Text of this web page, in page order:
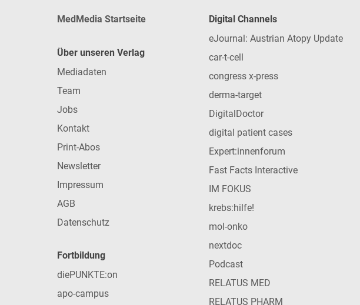
MedMedia Startseite
Über unseren Verlag
Mediadaten
Team
Jobs
Kontakt
Print-Abos
Newsletter
Impressum
AGB
Datenschutz
Fortbildung
diePUNKTE:on
apo-campus
Digital Channels
eJournal: Austrian Atopy Update
car-t-cell
congress x-press
derma-target
DigitalDoctor
digital patient cases
Expert:innenforum
Fast Facts Interactive
IM FOKUS
krebs:hilfe!
mol-onko
nextdoc
Podcast
RELATUS MED
RELATUS PHARM